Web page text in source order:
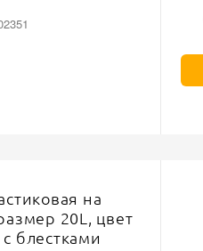
на
20L, цвет
блестками